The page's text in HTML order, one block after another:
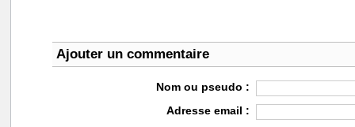
Ajouter un commentaire
Nom ou pseudo :
Adresse email :